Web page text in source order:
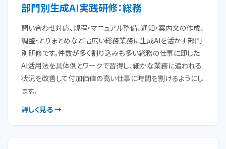
部門別生成AI実践研修：総務
問い合わせ対応、規程・マニュアル整備、通知・案内文の作成、
調整・とりまとめなど幅広い総務業務に生成AIを活かす部門
別研修です。件数が多く割り込みも多い総務の仕事に即した
AI活用法を具体例とワークで習得し、細かな業務に追われる
状況を改善して付加価値の高い仕事に時間を割けるようにし
ます。
詳しく見る →